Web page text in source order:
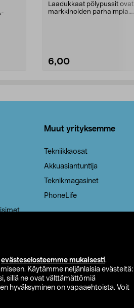
evästeselosteemme mukaisesti.
Käytämme neljänlaisia evästeitä:
sillä ne ovat välttämättömiä
hyväksyminen on vapaaehtoista. Voit
Laadukkaat pölypussit ovat
markkinoiden parhaimpia.
6,00
Muut yrityksemme
Tekniikkaosat
Akkuasiantuntija
Teknikmagasinet
PhoneLife